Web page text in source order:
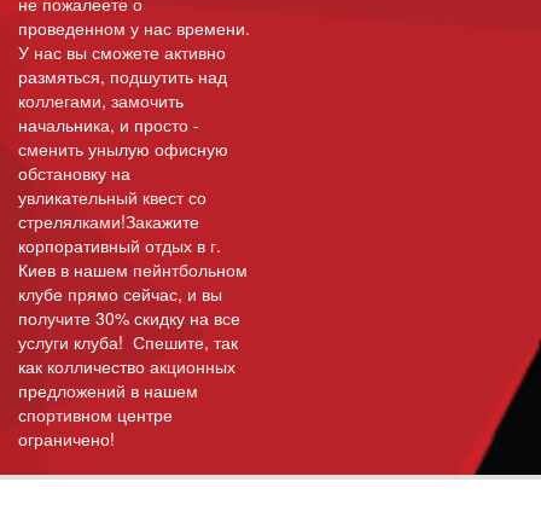
проведенном у нас времени.
У нас вы сможете активно
размяться, подшутить над
коллегами, замочить
начальника, и просто -
сменить унылую офисную
обстановку на
увликательный квест со
стрелялками!Закажите
корпоративный отдых в г.
Киев в нашем пейнтбольном
клубе прямо сейчас, и вы
получите 30% скидку на все
услуги клуба! Спешите, так
как колличество акционных
предложений в нашем
спортивном центре
ограничено!